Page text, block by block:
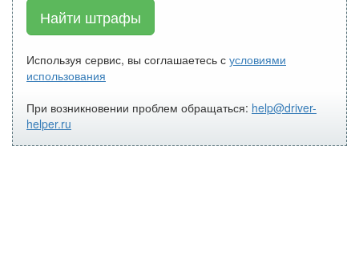
Найти штрафы
Используя сервис, вы соглашаетесь с условиями
использования
При возникновении проблем обращаться: help@driver-
helper.ru